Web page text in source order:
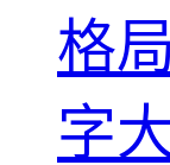
格
字